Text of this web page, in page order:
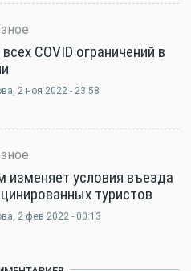
COVID ограничений в
, 2 ноя 2022 - 23:58
изменяет условия въезда
туристов
, 2 фев 2022 - 00:13